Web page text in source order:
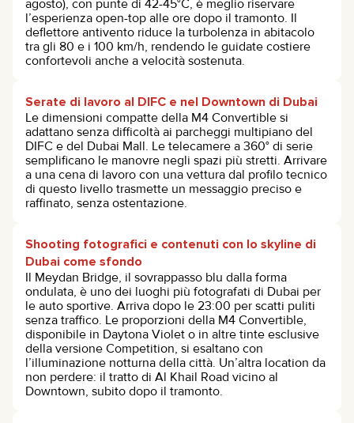
agosto), con punte di 42-45°C, è meglio riservare
l’esperienza open-top alle ore dopo il tramonto. Il
deflettore antivento riduce la turbolenza in abitacolo
tra gli 80 e i 100 km/h, rendendo le guidate costiere
confortevoli anche a velocità sostenuta.
Serate di lavoro al DIFC e nel Downtown di Dubai
Le dimensioni compatte della M4 Convertible si
adattano senza difficoltà ai parcheggi multipiano del
DIFC e del Dubai Mall. Le telecamere a 360° di serie
semplificano le manovre negli spazi più stretti. Arrivare
a una cena di lavoro con una vettura dal profilo tecnico
di questo livello trasmette un messaggio preciso e
raffinato, senza ostentazione.
Shooting fotografici e contenuti con lo skyline di
Dubai come sfondo
Il Meydan Bridge, il sovrappasso blu dalla forma
ondulata, è uno dei luoghi più fotografati di Dubai per
le auto sportive. Arriva dopo le 23:00 per scatti puliti
senza traffico. Le proporzioni della M4 Convertible,
disponibile in Daytona Violet o in altre tinte esclusive
della versione Competition, si esaltano con
l’illuminazione notturna della città. Un’altra location da
non perdere: il tratto di Al Khail Road vicino al
Downtown, subito dopo il tramonto.